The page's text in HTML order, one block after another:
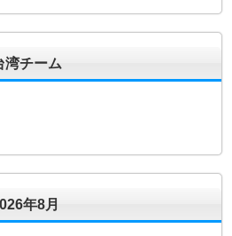
湾チーム
年8月